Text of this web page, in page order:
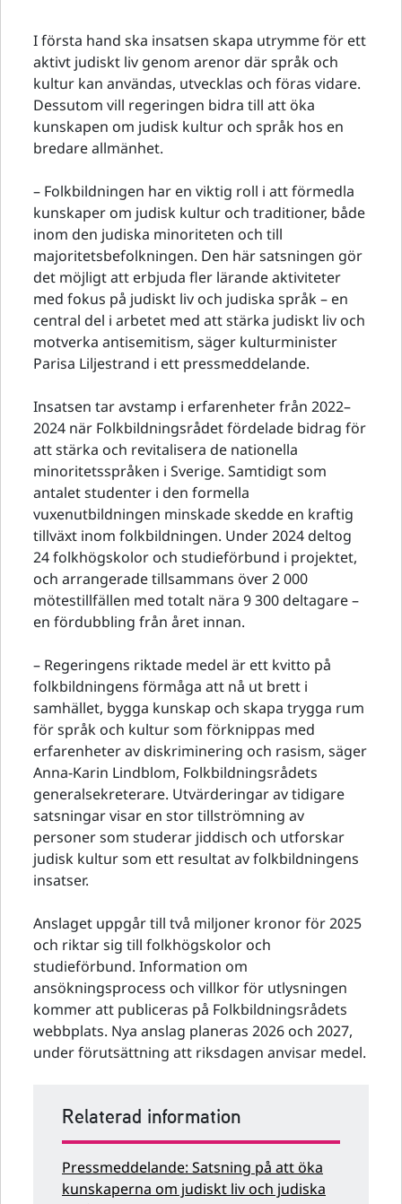
I första hand ska insatsen skapa utrymme för ett
aktivt judiskt liv genom arenor där språk och
kultur kan användas, utvecklas och föras vidare.
Dessutom vill regeringen bidra till att öka
kunskapen om judisk kultur och språk hos en
bredare allmänhet.
– Folkbildningen har en viktig roll i att förmedla
kunskaper om judisk kultur och traditioner, både
inom den judiska minoriteten och till
majoritetsbefolkningen. Den här satsningen gör
det möjligt att erbjuda fler lärande aktiviteter
med fokus på judiskt liv och judiska språk – en
central del i arbetet med att stärka judiskt liv och
motverka antisemitism, säger kulturminister
Parisa Liljestrand i ett pressmeddelande.
Insatsen tar avstamp i erfarenheter från 2022–
2024 när Folkbildningsrådet fördelade bidrag för
att stärka och revitalisera de nationella
minoritetsspråken i Sverige. Samtidigt som
antalet studenter i den formella
vuxenutbildningen minskade skedde en kraftig
tillväxt inom folkbildningen. Under 2024 deltog
24 folkhögskolor och studieförbund i projektet,
och arrangerade tillsammans över 2 000
mötestillfällen med totalt nära 9 300 deltagare –
en fördubbling från året innan.
– Regeringens riktade medel är ett kvitto på
folkbildningens förmåga att nå ut brett i
samhället, bygga kunskap och skapa trygga rum
för språk och kultur som förknippas med
erfarenheter av diskriminering och rasism, säger
Anna-Karin Lindblom, Folkbildningsrådets
generalsekreterare. Utvärderingar av tidigare
satsningar visar en stor tillströmning av
personer som studerar jiddisch och utforskar
judisk kultur som ett resultat av folkbildningens
insatser.
Anslaget uppgår till två miljoner kronor för 2025
och riktar sig till folkhögskolor och
studieförbund. Information om
ansökningsprocess och villkor för utlysningen
kommer att publiceras på Folkbildningsrådets
webbplats. Nya anslag planeras 2026 och 2027,
under förutsättning att riksdagen anvisar medel.
Relaterad information
Pressmeddelande: Satsning på att öka
kunskaperna om judiskt liv och judiska